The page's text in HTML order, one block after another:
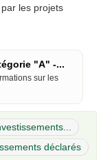
les projets
"A" -...
sur les
déclarés